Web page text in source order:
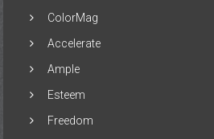
ColorMag
Accelerate
Ample
Esteem
Freedom